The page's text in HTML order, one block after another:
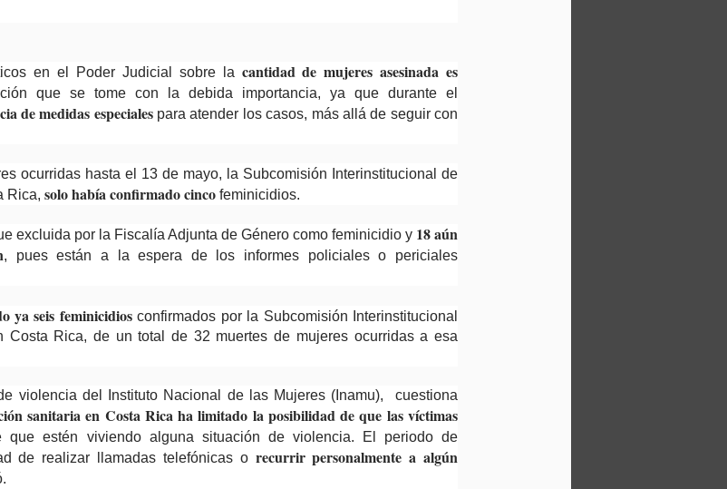
en el Poder Judicial sobre la cantidad de mujeres asesinada es
que se tome con la debida importancia, ya que durante el
de medidas especialespara atender los casos, más allá de seguir con
ocurridas hasta el 13 de mayo, la Subcomisión Interinstitucional de
Rica, solo había confirmado cinco feminicidios.
excluida por la Fiscalía Adjunta de Género como feminicidio y 18 aún
, pues están a la espera de los informes policiales o periciales
ya seis feminicidiosconfirmados por la Subcomisión Interinstitucional
Costa Rica, de un total de 32 muertes de mujeres ocurridas a esa
violencia del Instituto Nacional de las Mujeres (Inamu), cuestiona
sanitaria en Costa Rica ha limitado la posibilidad de que las víctimas
que estén viviendo alguna situación de violencia. El periodo de
de realizar llamadas telefónicas o recurrir personalmente a algún